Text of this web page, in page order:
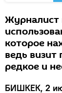
Журналист
которое
ведь
редкое и
БИШКЕК, 2